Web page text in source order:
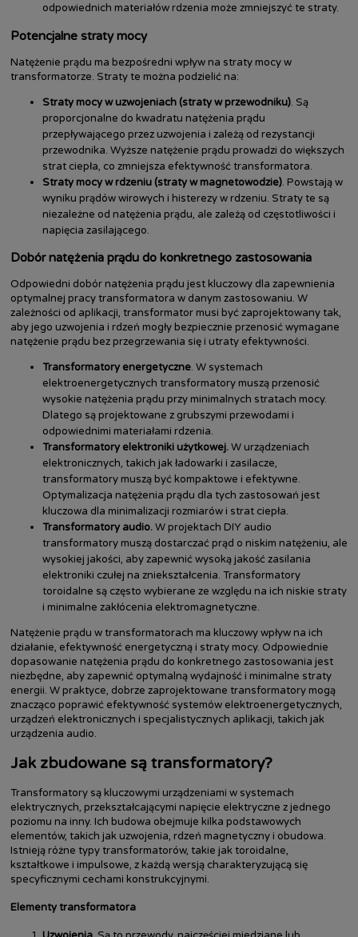
odpowiednich materiałów rdzenia może zmniejszyć te straty.
Potencjalne straty mocy
Natężenie prądu ma bezpośredni wpływ na straty mocy w
transformatorze. Straty te można podzielić na:
Straty mocy w uzwojeniach (straty w przewodniku). Są
proporcjonalne do kwadratu natężenia prądu
przepływającego przez uzwojenia i zależą od rezystancji
przewodnika. Wyższe natężenie prądu prowadzi do większych
strat ciepła, co zmniejsza efektywność transformatora.
Straty mocy w rdzeniu (straty w magnetowodzie). Powstają w
wyniku prądów wirowych i histerezy w rdzeniu. Straty te są
niezależne od natężenia prądu, ale zależą od częstotliwości i
napięcia zasilającego.
Dobór natężenia prądu do konkretnego zastosowania
Odpowiedni dobór natężenia prądu jest kluczowy dla zapewnienia
optymalnej pracy transformatora w danym zastosowaniu. W
zależności od aplikacji, transformator musi być zaprojektowany tak,
aby jego uzwojenia i rdzeń mogły bezpiecznie przenosić wymagane
natężenie prądu bez przegrzewania się i utraty efektywności.
Transformatory energetyczne. W systemach
elektroenergetycznych transformatory muszą przenosić
wysokie natężenia prądu przy minimalnych stratach mocy.
Dlatego są projektowane z grubszymi przewodami i
odpowiednimi materiałami rdzenia.
Transformatory elektroniki użytkowej.W urządzeniach
elektronicznych, takich jak ładowarki i zasilacze,
transformatory muszą być kompaktowe i efektywne.
Optymalizacja natężenia prądu dla tych zastosowań jest
kluczowa dla minimalizacji rozmiarów i strat ciepła.
Transformatory audio.W projektach DIY audio
transformatory muszą dostarczać prąd o niskim natężeniu, ale
wysokiej jakości, aby zapewnić wysoką jakość zasilania
elektroniki czułej na zniekształcenia. Transformatory
toroidalne są często wybierane ze względu na ich niskie straty
i minimalne zakłócenia elektromagnetyczne.
Natężenie prądu w transformatorach ma kluczowy wpływ na ich
działanie, efektywność energetyczną i straty mocy. Odpowiednie
dopasowanie natężenia prądu do konkretnego zastosowania jest
niezbędne, aby zapewnić optymalną wydajność i minimalne straty
energii. W praktyce, dobrze zaprojektowane transformatory mogą
znacząco poprawić efektywność systemów elektroenergetycznych,
urządzeń elektronicznych i specjalistycznych aplikacji, takich jak
urządzenia audio.
Jak zbudowane są transformatory?
Transformatory są kluczowymi urządzeniami w systemach
elektrycznych, przekształcającymi napięcie elektryczne z jednego
poziomu na inny. Ich budowa obejmuje kilka podstawowych
elementów, takich jak uzwojenia, rdzeń magnetyczny i obudowa.
Istnieją różne typy transformatorów, takie jak toroidalne,
kształtkowe i impulsowe, z każdą wersją charakteryzującą się
specyficznymi cechami konstrukcyjnymi.
Elementy transformatora